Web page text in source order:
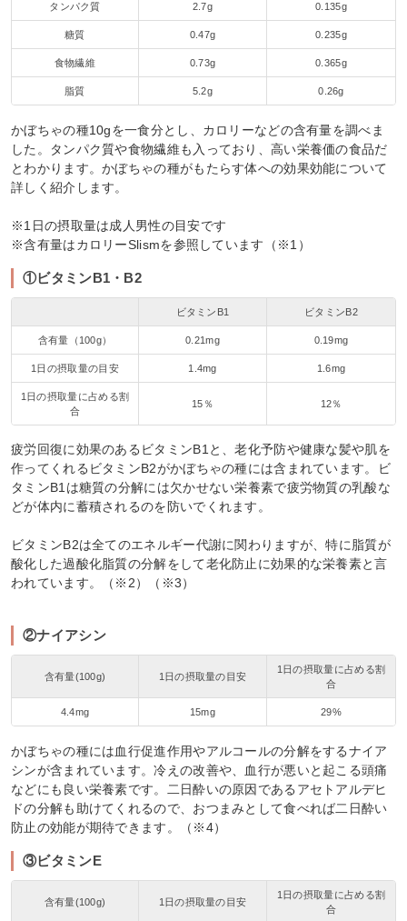
タンパク質 2.7g 0.135g
糖質 0.47g 0.235g
食物繊維 0.73g 0.365g
脂質 5.2g 0.26g
かぼちゃの種10gを一食分とし、カロリーなどの含有量を調べま
した。タンパク質や食物繊維も入っており、高い栄養価の食品だ
とわかります。かぼちゃの種がもたらす体への効果効能について
詳しく紹介します。
※1日の摂取量は成人男性の目安です
※含有量はカロリーSlismを参照しています（※1）
①ビタミンB1・B2
ビタミンB1 ビタミンB2
含有量（100g） 0.21mg 0.19mg
1日の摂取量の目安 1.4mg 1.6mg
1日の摂取量に占める割
合
15％ 12％
疲労回復に効果のあるビタミンB1と、老化予防や健康な髪や肌を
作ってくれるビタミンB2がかぼちゃの種には含まれています。ビ
タミンB1は糖質の分解には欠かせない栄養素で疲労物質の乳酸な
どが体内に蓄積されるのを防いでくれます。
ビタミンB2は全てのエネルギー代謝に関わりますが、特に脂質が
酸化した過酸化脂質の分解をして老化防止に効果的な栄養素と言
われています。（※2）（※3）
②ナイアシン
含有量(100g) 1日の摂取量の目安
1日の摂取量に占める割
合
4.4mg 15mg 29%
かぼちゃの種には血行促進作用やアルコールの分解をするナイア
シンが含まれています。冷えの改善や、血行が悪いと起こる頭痛
などにも良い栄養素です。二日酔いの原因であるアセトアルデヒ
ドの分解も助けてくれるので、おつまみとして食べれば二日酔い
防止の効能が期待できます。（※4）
③ビタミンE
含有量(100g) 1日の摂取量の目安
1日の摂取量に占める割
合